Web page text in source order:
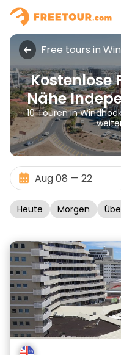
Free tours in
Kostenlose
Nähe
10 Touren in
Heute Morgen